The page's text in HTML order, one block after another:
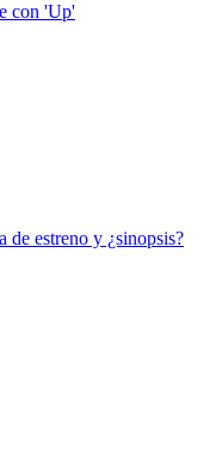
con 'Up'
de estreno y ¿sinopsis?